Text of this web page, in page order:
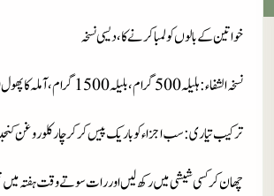
خواتین کے بالو ں کو لمبا کرنے کا، دیسی نسخہ
نسخہ الشفاء: ہلیلہ 500 گرام، بلیلہ 1500 گرام، آملہ کا پھول 500 گرام
ترکیب تیاری : سب اجزاء کو باریک پیس کر کر چار کلو روغن
چھان کر کسی شیشی میں رکھ لیں اور رات سوتے وقت ہفتہ میں